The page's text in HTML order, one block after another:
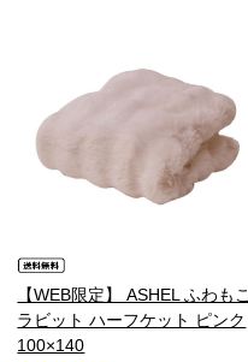
【WEB限定】 ASHEL ふわもこ
ラビット ハーフケット ピンク
100×140